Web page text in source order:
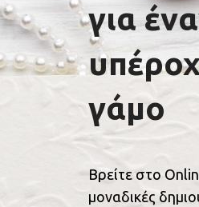
για
γάμο
Βρείτε στο
μοναδικές